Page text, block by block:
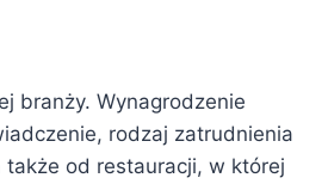
branży. Wynagrodzenie
rodzaj zatrudnienia
także od restauracji, w której